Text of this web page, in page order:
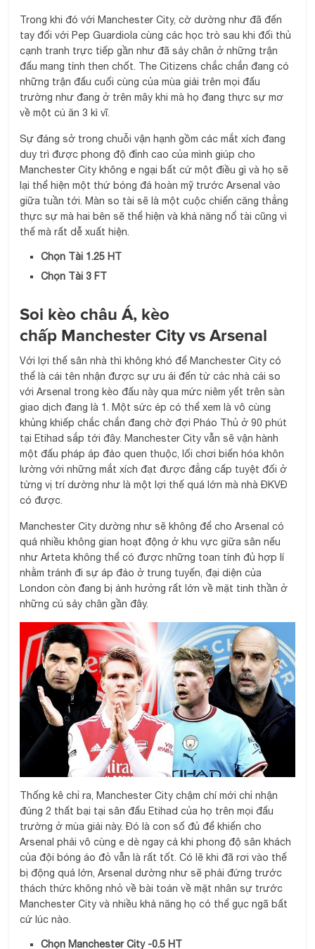
Trong khi đó với Manchester City, cờ dường như đã đến
tay đối với Pep Guardiola cùng các học trò sau khi đối thủ
cạnh tranh trực tiếp gần như đã sảy chân ở những trận
đấu mang tính then chốt. The Citizens chắc chắn đang có
những trận đấu cuối cùng của mùa giải trên mọi đấu
trường như đang ở trên mây khi mà họ đang thực sự mơ
về một cú ăn 3 kì vĩ.
Sự đáng sở trong chuỗi vận hạnh gồm các mắt xích đang
duy trì được phong độ đỉnh cao của mình giúp cho
Manchester City không e ngại bất cứ một điều gì và họ sẽ
lại thể hiện một thứ bóng đá hoàn mỹ trước Arsenal vào
giữa tuần tới. Màn so tài sẽ là một cuộc chiến căng thẳng
thực sự mà hai bên sẽ thể hiện và khả năng nổ tài cũng vì
thế mà rất dễ xuất hiện.
Chọn Tài 1.25 HT
Chọn Tài 3 FT
Soi kèo châu Á, kèo
chấp Manchester City vs Arsenal
Với lợi thế sân nhà thì không khó để Manchester City có
thể là cái tên nhận được sự ưu ái đến từ các nhà cái so
với Arsenal trong kèo đấu này qua mức niêm yết trên sàn
giao dịch đang là 1. Một sức ép có thể xem là vô cùng
khủng khiếp chắc chắn đang chờ đợi Pháo Thủ ở 90 phút
tại Etihad sắp tới đây. Manchester City vẫn sẽ vận hành
một đấu pháp áp đảo quen thuộc, lối chơi biến hóa khôn
lường với những mắt xích đạt được đẳng cấp tuyệt đối ở
từng vị trí dường như là một lợi thế quá lớn mà nhà ĐKVĐ
có được.
Manchester City dường như sẽ không để cho Arsenal có
quá nhiều không gian hoạt động ở khu vực giữa sân nếu
như Arteta không thể có được những toan tính đủ hợp lí
nhằm tránh đi sự áp đảo ở trung tuyến, đại diện của
London còn đang bị ảnh hưởng rất lớn về mặt tinh thần ở
những cú sảy chân gần đây.
Thống kê chỉ ra, Manchester City chậm chí mới chỉ nhận
đúng 2 thất bại tại sân đấu Etihad của họ trên mọi đấu
trường ở mùa giải này. Đó là con số đủ để khiến cho
Arsenal phải vô cùng e dè ngay cả khi phong độ sân khách
của đội bóng áo đỏ vẫn là rất tốt. Có lẽ khi đã rơi vào thế
bị động quá lớn, Arsenal dường như sẽ phải đứng trước
thách thức không nhỏ về bài toán về mặt nhân sự trước
Manchester City và nhiều khả năng họ có thể gục ngã bất
cứ lúc nào.
Chọn Manchester City -0.5 HT